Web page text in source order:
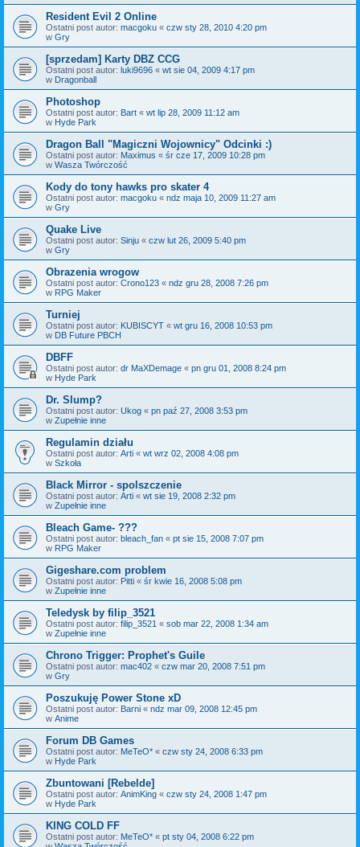
Resident Evil 2 Online
Ostatni post autor: macgoku « czw sty 28, 2010 4:20 pm
w Gry
[sprzedam] Karty DBZ CCG
Ostatni post autor: luki9696 « wt sie 04, 2009 4:17 pm
w Dragonball
Photoshop
Ostatni post autor: Bart « wt lip 28, 2009 11:12 am
w Hyde Park
Dragon Ball "Magiczni Wojownicy" Odcinki :)
Ostatni post autor: Maximus « śr cze 17, 2009 10:28 pm
w Wasza Twórczość
Kody do tony hawks pro skater 4
Ostatni post autor: macgoku « ndz maja 10, 2009 11:27 am
w Gry
Quake Live
Ostatni post autor: Sinju « czw lut 26, 2009 5:40 pm
w Gry
Obrazenia wrogow
Ostatni post autor: Crono123 « ndz gru 28, 2008 7:26 pm
w RPG Maker
Turniej
Ostatni post autor: KUBISCYT « wt gru 16, 2008 10:53 pm
w DB Future PBCH
DBFF
Ostatni post autor: dr MaXDemage « pn gru 01, 2008 8:24 pm
w Hyde Park
Dr. Slump?
Ostatni post autor: Ukog « pn paź 27, 2008 3:53 pm
w Zupełnie inne
Regulamin działu
Ostatni post autor: Arti « wt wrz 02, 2008 4:08 pm
w Szkoła
Black Mirror - spolszczenie
Ostatni post autor: Arti « wt sie 19, 2008 2:32 pm
w Zupełnie inne
Bleach Game- ???
Ostatni post autor: bleach_fan « pt sie 15, 2008 7:07 pm
w RPG Maker
Gigeshare.com problem
Ostatni post autor: Pitti « śr kwie 16, 2008 5:08 pm
w Zupełnie inne
Teledysk by filip_3521
Ostatni post autor: filip_3521 « sob mar 22, 2008 1:34 am
w Zupełnie inne
Chrono Trigger: Prophet's Guile
Ostatni post autor: mac402 « czw mar 20, 2008 7:51 pm
w Gry
Poszukuję Power Stone xD
Ostatni post autor: Barni « ndz mar 09, 2008 12:45 pm
w Anime
Forum DB Games
Ostatni post autor: MeTeO* « czw sty 24, 2008 6:33 pm
w Hyde Park
Zbuntowani [Rebelde]
Ostatni post autor: AnimKing « czw sty 24, 2008 1:47 pm
w Hyde Park
KING COLD FF
Ostatni post autor: MeTeO* « pt sty 04, 2008 6:22 pm